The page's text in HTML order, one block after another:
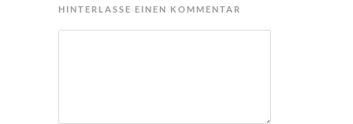
HINTERLASSE EINEN KOMMENTAR